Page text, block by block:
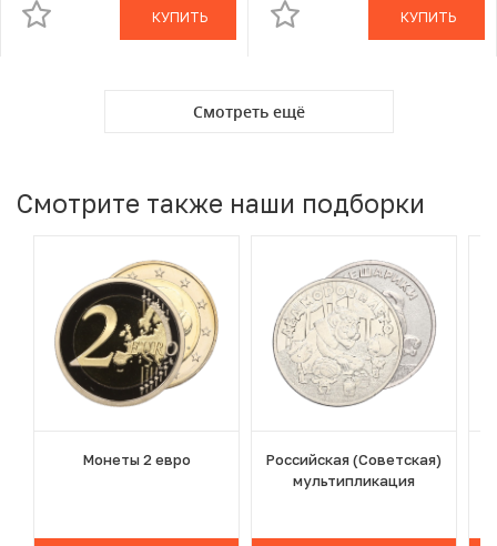
КУПИТЬ КУПИТЬ
Смотреть ещё
Смотрите также наши подборки
Монеты 2 евро
Российская (Советская)
мультипликация